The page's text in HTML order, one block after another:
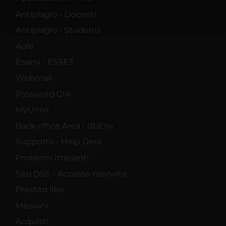
qualche metro,
dispositivo, scansionandolo
attivamente alla ricerca di
(impronte digitali).
Approfondisci come vengono
elaborati i tuoi dati personali e
sezione dettagli
o ritirare il tuo consenso in
Antiplagio - Docenti
Antiplagio - Studenti
Aule
Esami - ESSE3
Webmail
Password GIA
MyUnivr
Back office Area - dbErw
Supporto - Help Desk
Problemi Impianti
Sito DSE - Accesso riservato
Prestito libri
Missioni
Acquisti